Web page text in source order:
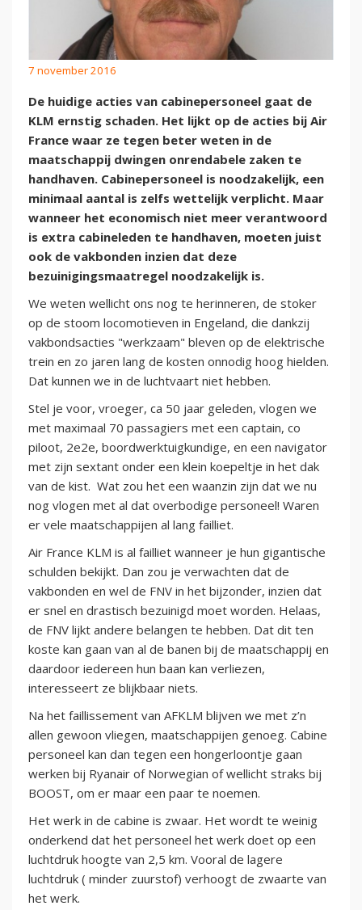
7 november 2016
De huidige acties van cabinepersoneel gaat de
KLM ernstig schaden. Het lijkt op de acties bij Air
France waar ze tegen beter weten in de
maatschappij dwingen onrendabele zaken te
handhaven. Cabinepersoneel is noodzakelijk, een
minimaal aantal is zelfs wettelijk verplicht. Maar
wanneer het economisch niet meer verantwoord
is extra cabineleden te handhaven, moeten juist
ook de vakbonden inzien dat deze
bezuinigingsmaatregel noodzakelijk is.
We weten wellicht ons nog te herinneren, de stoker
op de stoom locomotieven in Engeland, die dankzij
vakbondsacties "werkzaam" bleven op de elektrische
trein en zo jaren lang de kosten onnodig hoog hielden.
Dat kunnen we in de luchtvaart niet hebben.
Stel je voor, vroeger, ca 50 jaar geleden, vlogen we
met maximaal 70 passagiers met een captain, co
piloot, 2e2e, boordwerktuigkundige, en een navigator
met zijn sextant onder een klein koepeltje in het dak
van de kist. Wat zou het een waanzin zijn dat we nu
nog vlogen met al dat overbodige personeel! Waren
er vele maatschappijen al lang failliet.
Air France KLM is al failliet wanneer je hun gigantische
schulden bekijkt. Dan zou je verwachten dat de
vakbonden en wel de FNV in het bijzonder, inzien dat
er snel en drastisch bezuinigd moet worden. Helaas,
de FNV lijkt andere belangen te hebben. Dat dit ten
koste kan gaan van al de banen bij de maatschappij en
daardoor iedereen hun baan kan verliezen,
interesseert ze blijkbaar niets.
Na het faillissement van AFKLM blijven we met z’n
allen gewoon vliegen, maatschappijen genoeg. Cabine
personeel kan dan tegen een hongerloontje gaan
werken bij Ryanair of Norwegian of wellicht straks bij
BOOST, om er maar een paar te noemen.
Het werk in de cabine is zwaar. Het wordt te weinig
onderkend dat het personeel het werk doet op een
luchtdruk hoogte van 2,5 km. Vooral de lagere
luchtdruk ( minder zuurstof) verhoogt de zwaarte van
het werk.